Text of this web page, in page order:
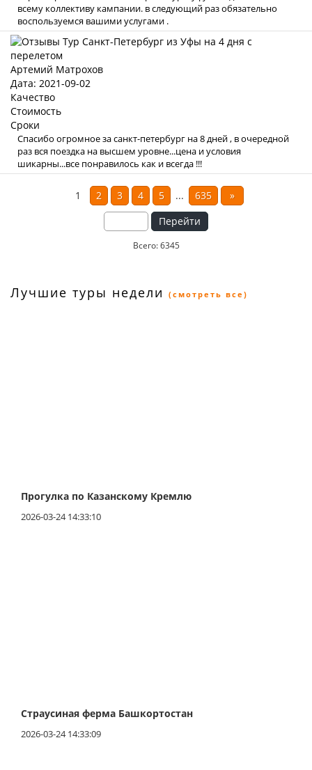
всему коллективу кампании. в следующий раз обязательно
воспользуемся вашими услугами .
Артемий Матрохов
Дата: 2021-09-02
Качество
Стоимость
Сроки
Спасибо огромное за санкт-петербург на 8 дней , в очередной
раз вся поездка на высшем уровне...цена и условия
шикарны...все понравилось как и всегда !!!
1 2 3 4 5 ... 635
»
Перейти
Всего: 6345
Лучшие туры недели (смотреть все)
Прогулка по Казанскому Кремлю
2026-03-24 14:33:10
Страусиная ферма Башкортостан
2026-03-24 14:33:09